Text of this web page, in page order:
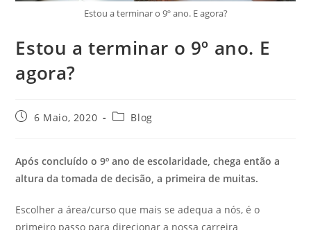
Estou a terminar o 9º ano. E agora?
Estou a terminar o 9º ano. E
agora?
Post6 Maio, 2020
PostBlog
Após concluído o 9º ano de escolaridade, chega então a
altura da tomada de decisão, a primeira de muitas.
Escolher a área/curso que mais se adequa a nós, é o
primeiro passo para direcionar a nossa carreira